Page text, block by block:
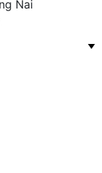
Nai